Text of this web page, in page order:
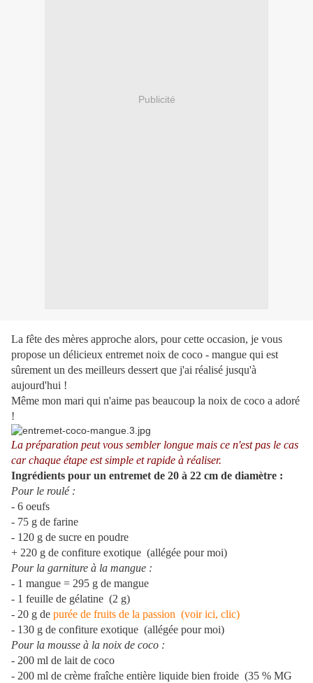
Publicité
La fête des mères approche alors, pour cette occasion, je vous
propose un délicieux entremet noix de coco - mangue qui est
sûrement un des meilleurs dessert que j'ai réalisé jusqu'à
aujourd'hui !
Même mon mari qui n'aime pas beaucoup la noix de coco a adoré
!
La préparation peut vous sembler longue mais ce n'est pas le cas
car chaque étape est simple et rapide à réaliser.
Ingrédients pour un entremet de 20 à 22 cm de diamètre :
Pour le roulé :
- 6 oeufs
- 75 g de farine
- 120 g de sucre en poudre
+ 220 g de confiture exotique (allégée pour moi)
Pour la garniture à la mangue :
- 1 mangue = 295 g de mangue
- 1 feuille de gélatine (2 g)
- 20 g de purée de fruits de la passion (voir ici, clic)
- 130 g de confiture exotique (allégée pour moi)
Pour la mousse à la noix de coco :
- 200 ml de lait de coco
- 200 ml de crème fraîche entière liquide bien froide (35 % MG